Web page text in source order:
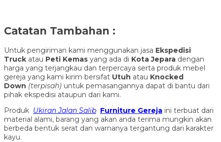
Catatan Tambahan :
Untuk pengiriman kami menggunakan jasa Ekspedisi
Truck atau Peti Kemas yang ada di Kota Jepara dengan
harga yang terjangkau dan terpercaya serta produk mebel
gereja yang kami kirim bersifat Utuh atau Knocked
Down (terpisah) untuk pemasangannya dapat di bantu dari
pihak ekspedisi ataupun dari kami.
Produk Ukiran Jalan Salib Furniture Gereja ini terbuat dari
material alami, barang yang akan anda terima mungkin akan
berbeda bentuk serat dan warnanya tergantung dari karakter
kayu.